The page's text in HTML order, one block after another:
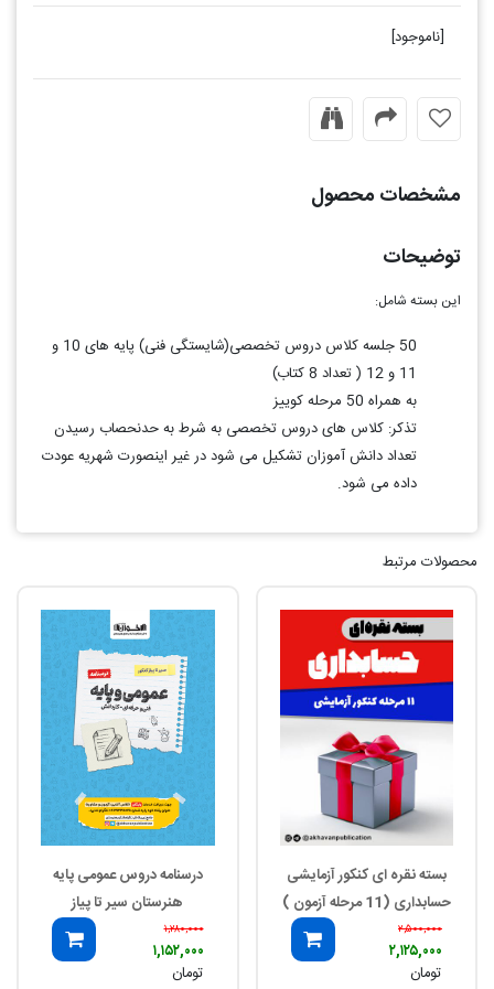
[ناموجود]
مشخصات محصول
توضیحات
این بسته شامل:
50 جلسه کلاس دروس تخصصی(شایستگی فنی) پایه های 10 و
11 و 12 ( تعداد 8 کتاب)
به همراه 50 مرحله کوییز
تذکر: کلاس های دروس تخصصی به شرط به حدنحصاب رسیدن
تعداد دانش آموزان تشکیل می شود در غیر اینصورت شهریه عودت
داده می شود.
محصولات مرتبط
بسته نقره ای کنکور آزمایشی
حسابداری (11 مرحله آزمون )
۲,۵۰۰,۰۰۰
۲,۱۲۵,۰۰۰
تومان
درسنامه دروس عمومی پایه
هنرستان سیر تا پیاز
۱,۲۸۰,۰۰۰
۱,۱۵۲,۰۰۰
تومان